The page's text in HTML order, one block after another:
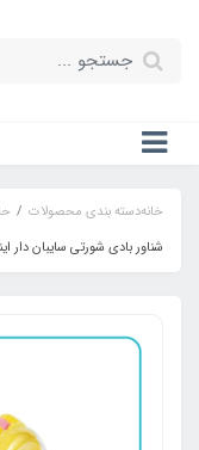
خانهدسته بندی محصولات
شناور بادی شورتی سایبان دار